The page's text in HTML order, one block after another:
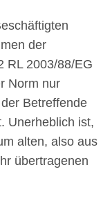
der
RL 2003/88/EG
Norm nur
Betreffende
Unerheblich ist,
alten, also aus
übertragenen